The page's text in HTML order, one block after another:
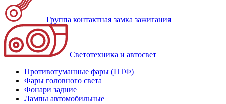
Группа контактная замка зажигания
Светотехника и автосвет
Противотуманные фары (ПТФ)
Фары головного света
Фонари задние
Лампы автомобильные